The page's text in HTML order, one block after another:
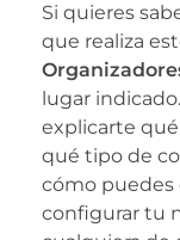
Si quieres
que realiza
lugar
explicarte
qué tipo de
cómo puedes
configurar tu